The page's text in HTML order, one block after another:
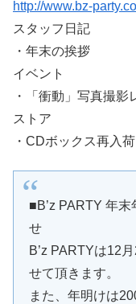
http://www.bz-
スタッフ日記
・年末の挨拶
イベント
・「衝動」写真撮影
ストア
・CDボックス再入荷
■B’z PARTY 年
せ
B’z PARTYは12
せて頂きます。
また、年明けは